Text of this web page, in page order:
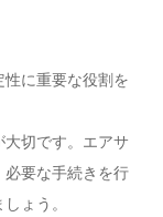
に重要な役割を
切です。エアサ
必要な手続きを行
ょう。